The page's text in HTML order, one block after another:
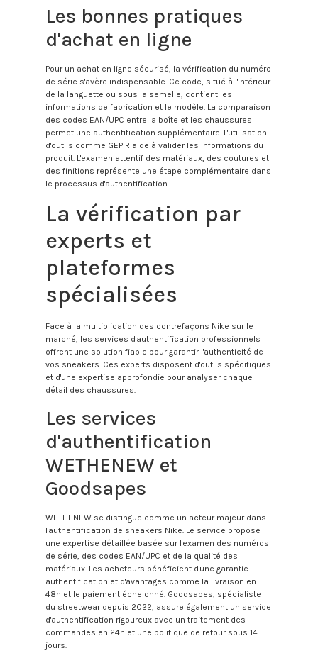
Les bonnes pratiques
d'achat en ligne
Pour un achat en ligne sécurisé, la vérification du numéro
de série s'avère indispensable. Ce code, situé à l'intérieur
de la languette ou sous la semelle, contient les
informations de fabrication et le modèle. La comparaison
des codes EAN/UPC entre la boîte et les chaussures
permet une authentification supplémentaire. L'utilisation
d'outils comme GEPIR aide à valider les informations du
produit. L'examen attentif des matériaux, des coutures et
des finitions représente une étape complémentaire dans
le processus d'authentification.
La vérification par
experts et
plateformes
spécialisées
Face à la multiplication des contrefaçons Nike sur le
marché, les services d'authentification professionnels
offrent une solution fiable pour garantir l'authenticité de
vos sneakers. Ces experts disposent d'outils spécifiques
et d'une expertise approfondie pour analyser chaque
détail des chaussures.
Les services
d'authentification
WETHENEW et
Goodsapes
WETHENEW se distingue comme un acteur majeur dans
l'authentification de sneakers Nike. Le service propose
une expertise détaillée basée sur l'examen des numéros
de série, des codes EAN/UPC et de la qualité des
matériaux. Les acheteurs bénéficient d'une garantie
authentification et d'avantages comme la livraison en
48h et le paiement échelonné. Goodsapes, spécialiste
du streetwear depuis 2022, assure également un service
d'authentification rigoureux avec un traitement des
commandes en 24h et une politique de retour sous 14
jours.